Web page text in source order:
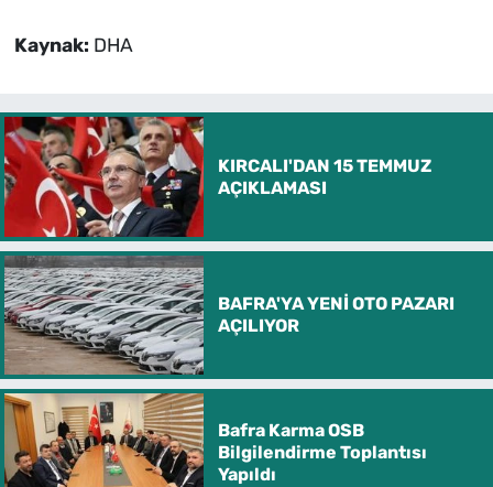
Kaynak: DHA
KIRCALI'DAN 15 TEMMUZ
AÇIKLAMASI
BAFRA'YA YENİ OTO PAZARI
AÇILIYOR
Bafra Karma OSB
Bilgilendirme Toplantısı
Yapıldı